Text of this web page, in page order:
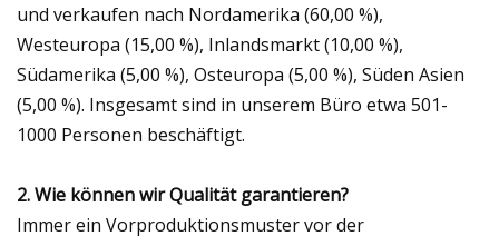
und verkaufen nach Nordamerika (60,00 %),
Westeuropa (15,00 %), Inlandsmarkt (10,00 %),
Südamerika (5,00 %), Osteuropa (5,00 %), Süden Asien
(5,00 %). Insgesamt sind in unserem Büro etwa 501-
1000 Personen beschäftigt.
2. Wie können wir Qualität garantieren?
Immer ein Vorproduktionsmuster vor der